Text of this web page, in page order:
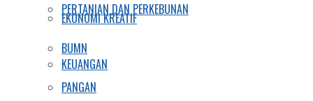
PERTANIAN DAN PERKEBUNAN
BUMN
PANGAN
EKONOMI KREATIF
KEUANGAN